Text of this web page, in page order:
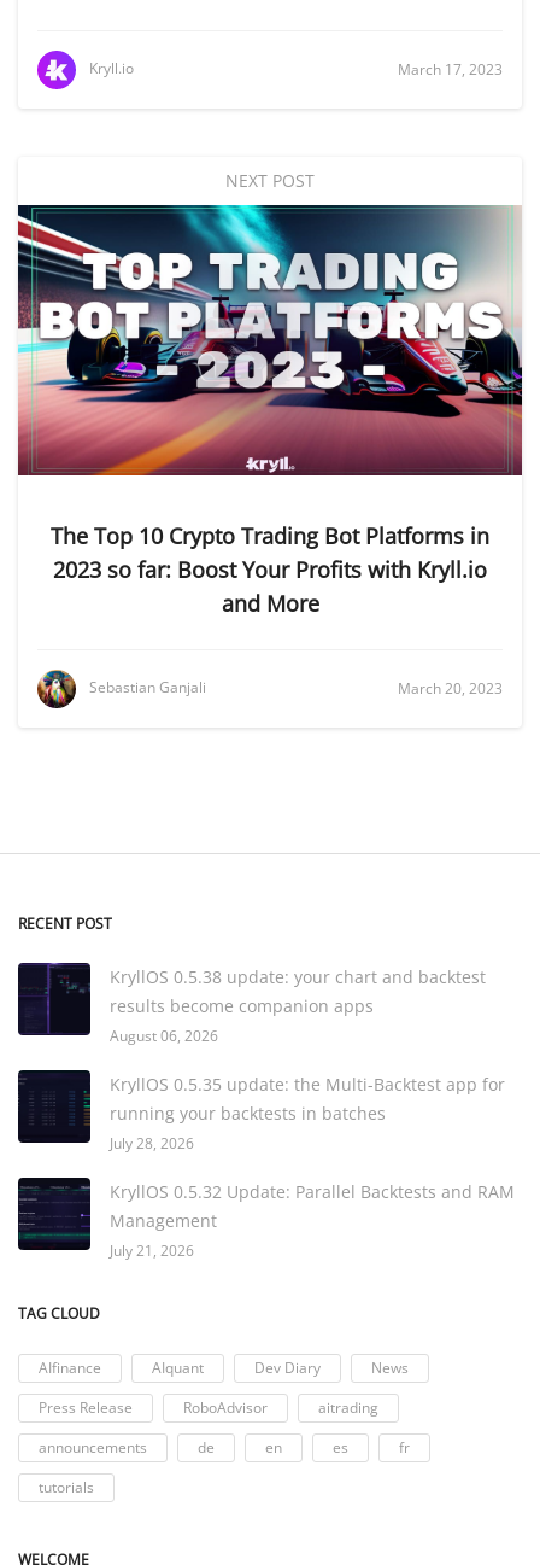
Kryll.io March 17, 2023
NEXT POST
The Top 10 Crypto Trading Bot Platforms in
2023 so far: Boost Your Profits with Kryll.io
and More
Sebastian Ganjali March 20, 2023
RECENT POST
KryllOS 0.5.38 update: your chart and backtest
results become companion apps
August 06, 2026
KryllOS 0.5.35 update: the Multi-Backtest app for
running your backtests in batches
July 28, 2026
KryllOS 0.5.32 Update: Parallel Backtests and RAM
Management
July 21, 2026
TAG CLOUD
AIfinance AIquant Dev Diary
News
Press Release
RoboAdvisor
aitrading
announcements
de en es
fr
tutorials
WELCOME